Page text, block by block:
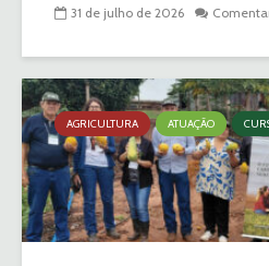
31 de julho de 2026
AGRICULTURA ATUAÇÃO